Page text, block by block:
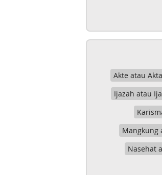
Akte atau Akta
Ijazah atau
Mangkung
Nasehat